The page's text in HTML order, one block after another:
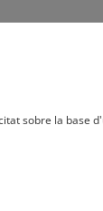
sobre la base